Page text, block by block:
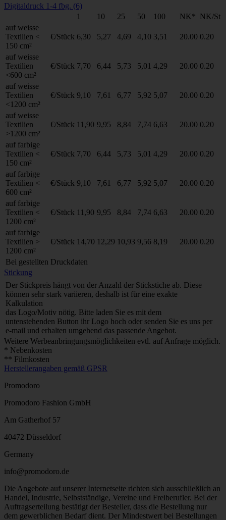
Digitaldruck 1-4 fbg. (6)
1
10 25 50 100 NK* NK/St
auf weisse
Textilien <
150 cm²
€/Stück 6,30 5,27 4,69 4,10 3,51 20.00 0.20
auf weisse
Textilien
<600 cm²
€/Stück 7,70 6,44 5,73 5,01 4,29 20.00 0.20
auf weisse
Textilien
<1200 cm²
€/Stück 9,10 7,61 6,77 5,92 5,07 20.00 0.20
auf weisse
Textilien
>1200 cm²
€/Stück 11,90 9,95 8,84 7,74 6,63 20.00 0.20
auf farbige
Textilien <
150 cm²
€/Stück 7,70 6,44 5,73 5,01 4,29 20.00 0.20
auf farbige
Textilien <
600 cm²
€/Stück 9,10 7,61 6,77 5,92 5,07 20.00 0.20
auf farbige
Textilien <
1200 cm²
€/Stück 11,90 9,95 8,84 7,74 6,63 20.00 0.20
auf farbige
Textilien >
1200 cm²
€/Stück 14,70 12,29 10,93 9,56 8,19 20.00 0.20
Bei gestellten Druckdaten
Stickung
Der Stickpreis hängt von der Anzahl der Stickstiche ab. Diese
können sehr stark variieren, deshalb ist für eine exakte
Kalkulation
das Logo/Motiv nötig. Bitte laden Sie es mit dem
untenstehenden Button ihr Logo hoch oder senden Sie es uns per
e-mail und erhalten umgehend das passende Angebot.
Weitere Werbeanbringungsmöglichkeiten evtl. auf Anfrage möglich.
* Nebenkosten
** Filmkosten
Herstellerangaben gemäß GPSR
Promodoro
Promodoro Fashion GmbH
Am Gatherhof 57
40472 Düsseldorf
Germany
info@promodoro.de
Die Angebote auf unserer Internetseite richten sich ausschließlich an
Handel, Industrie, Selbstständige, Vereine und Freiberufler. Bei der
Auftragserteilung bestätigt der Besteller, dass die Bestellung nur
dem gewerblichen Bedarf dient. Der Mindestwert bei Bestellungen